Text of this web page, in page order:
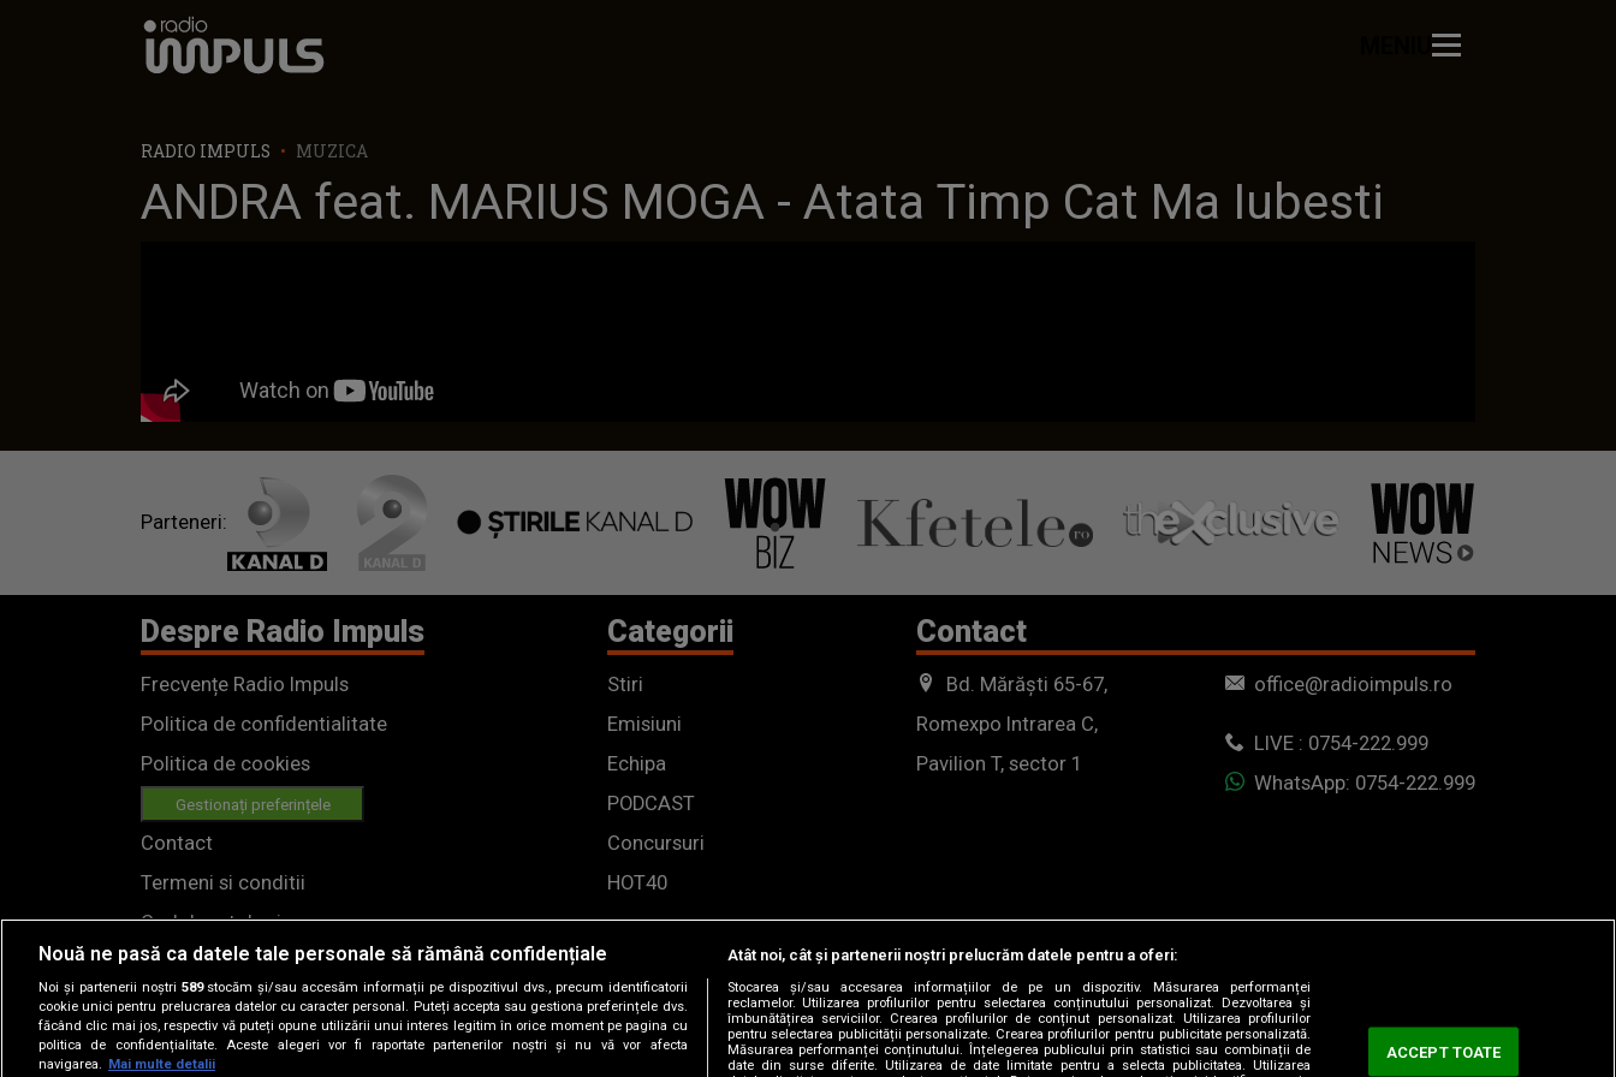
Radio Impuls
RADIO IMPULS MUZICA
ANDRA feat. MARIUS MOGA - Atata Timp Cat Ma Iubesti
Parteneri:
Despre Radio Impuls
Frecvențe Radio Impuls
Politica de confidentialitate
Politica de cookies
Gestionați preferințele
Contact
Termeni si conditii
Cod deontologic
Regulamente
Categorii
Stiri
Emisiuni
Echipa
PODCAST
Concursuri
HOT40
Contact
Bd. Mărăști 65-67,
Romexpo Intrarea C,
Pavilion T, sector 1
office@radioimpuls.ro
LIVE : 0754-222.999
WhatsApp: 0754-222.999
Nouă ne pasă ca datele tale personale să rămână confidențiale
Noi și partenerii noștri 589stocăm și/sau accesăm informații pe dispozitivul dvs., precum identificatorii
cookie unici pentru prelucrarea datelor cu caracter personal. Puteți accepta sau gestiona preferințele dvs.
făcând clic mai jos, respectiv vă puteți opune utilizării unui interes legitim în orice moment pe pagina cu
politica de confidențialitate. Aceste alegeri vor fi raportate partenerilor noștri și nu vă vor afecta
navigarea.
Mai multe detalii
Atât noi, cât și partenerii noștri prelucrăm datele pentru a oferi:
Stocarea și/sau accesarea informațiilor de pe un dispozitiv. Măsurarea performanței
reclamelor. Utilizarea profilurilor pentru selectarea conținutului personalizat. Dezvoltarea și
îmbunătățirea serviciilor. Crearea profilurilor de conținut personalizat. Utilizarea profilurilor
pentru selectarea publicității personalizate. Crearea profilurilor pentru publicitate personalizată.
Măsurarea performanței conținutului. Înțelegerea publicului prin statistici sau combinații de
date din surse diferite. Utilizarea de date limitate pentru a selecta publicitatea. Utilizarea
ACCEPT TOATE